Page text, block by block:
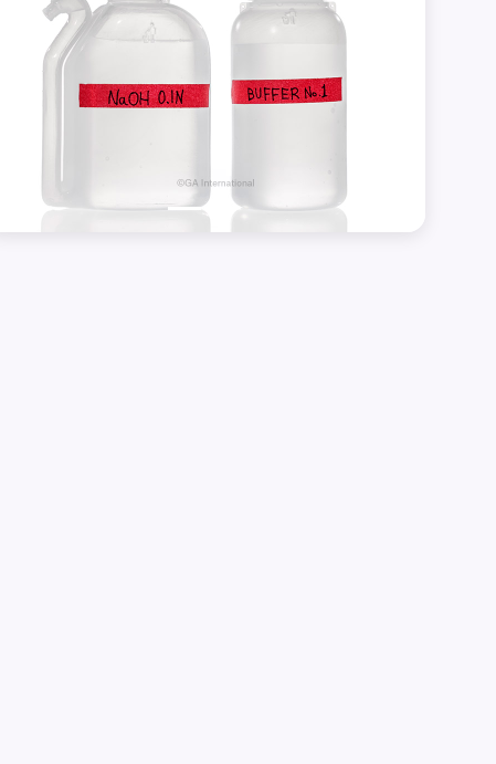
Précédent